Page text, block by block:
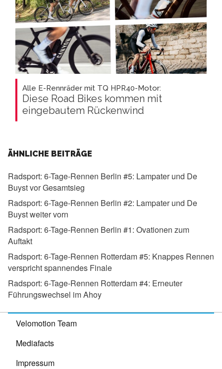
Alle E-Rennräder mit TQ HPR40-Motor:
Diese Road Bikes kommen mit
eingebautem Rückenwind
ÄHNLICHE BEITRÄGE
Radsport: 6-Tage-Rennen Berlin #5: Lampater und De
Buyst vor Gesamtsieg
Radsport: 6-Tage-Rennen Berlin #2: Lampater und De
Buyst weiter vorn
Radsport: 6-Tage-Rennen Berlin #1: Ovationen zum
Auftakt
Radsport: 6-Tage-Rennen Rotterdam #5: Knappes Rennen
verspricht spannendes Finale
Radsport: 6-Tage-Rennen Rotterdam #4: Erneuter
Führungswechsel im Ahoy
Velomotion Team
Mediafacts
Impressum